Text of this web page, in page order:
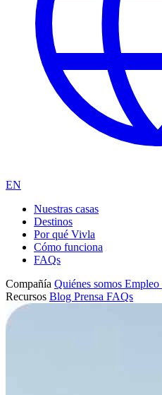
EN
Nuestras casas
Destinos
Por qué Vivla
Cómo funciona
FAQs
Compañía Quiénes somos Empleo
Recursos Blog Prensa FAQs